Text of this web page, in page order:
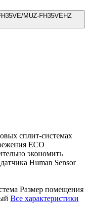
MUZ-FH35VEHZ
сплит-системах
ECO
экономить
Human Sensor
Размер помещения
Все характеристики